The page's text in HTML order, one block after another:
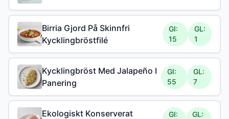
Birria Gjord På Skinnfri
Kycklingbröstfilé
GI:
15
GL:
1
Kycklingbröst Med Jalapeño I
Panering
GI:
55
GL:
7
Ekologiskt Konserverat
GI:
GL: